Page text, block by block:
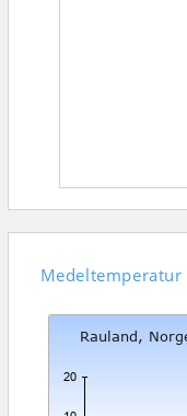
Medeltemperatur